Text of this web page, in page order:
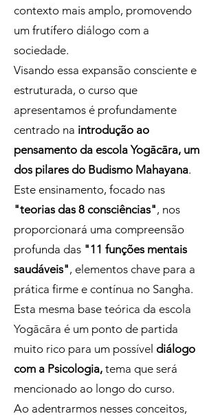
contexto mais amplo, promovendo
um frutífero diálogo com a
sociedade.
Visando essa expansão consciente e
estruturada, o curso que
apresentamos é profundamente
centrado na introdução ao
pensamento da escola Yogācāra, um
dos pilares do Budismo Mahayana.
Este ensinamento, focado nas
"teorias das 8 consciências", nos
proporcionará uma compreensão
profunda das "11 funções mentais
saudáveis", elementos chave para a
prática firme e contínua no Sangha.
Esta mesma base teórica da escola
Yogācāra é um ponto de partida
muito rico para um possível diálogo
com a Psicologia, tema que será
mencionado ao longo do curso.
Ao adentrarmos nesses conceitos,